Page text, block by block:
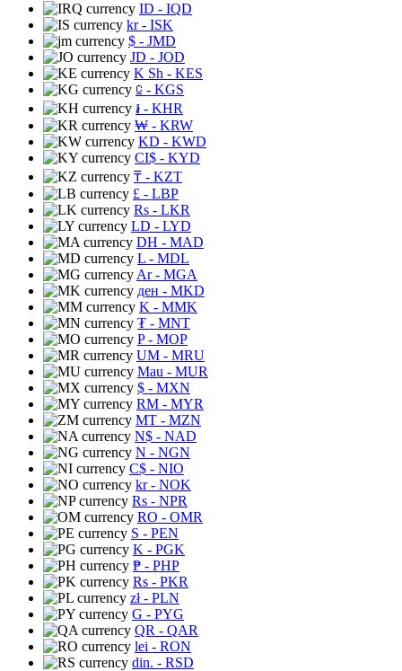
ID - IQD
kr- ISK
$ - JMD
JD - JOD
K Sh - KES
⃀ - KGS
៛ - KHR
₩ - KRW
KD - KWD
CI$ - KYD
₸ - KZT
£ - LBP
Rs - LKR
LD - LYD
DH - MAD
L - MDL
Ar- MGA
ден - MKD
K - MMK
₮ - MNT
P- MOP
UM - MRU
Mau - MUR
$ - MXN
RM - MYR
MT - MZN
N$ - NAD
N - NGN
C$ - NIO
kr- NOK
Rs - NPR
RO - OMR
S - PEN
K - PGK
₱ - PHP
Rs - PKR
zł- PLN
G - PYG
QR - QAR
lei - RON
din. - RSD